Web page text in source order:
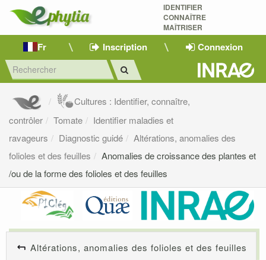
IDENTIFIER
CONNAÎTRE
MAÎTRISER
Fr Inscription Connexion
Cultures : Identifier, connaître,
contrôler
Tomate
Identifier maladies et
ravageurs
Diagnostic guidé
Altérations, anomalies des
folioles et des feuilles
Anomalies de croissance des plantes et
/ou de la forme des folioles et des feuilles
Altérations, anomalies des folioles et des feuilles